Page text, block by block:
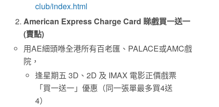
club/index.html
American Express Charge Card 睇戲買一送一
(賣點)
用AE細頭喺全港所有百老匯、PALACE或AMC戲
院，
逢星期五 3D、2D 及 IMAX 電影正價戲票
「買一送一」優惠（同一張單最多買4送
4）